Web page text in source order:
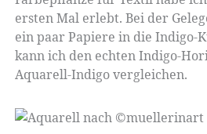
ersten Mal erlebt. Bei der
ein paar Papiere in die Indigo-
kann ich den echten Indigo-
Aquarell-Indigo vergleichen.